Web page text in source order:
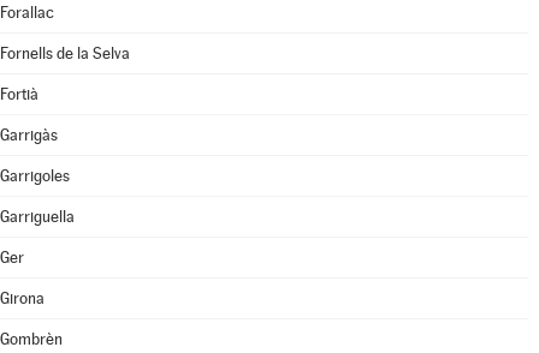
Forallac
Fornells de la Selva
Fortià
Garrigàs
Garrigoles
Garriguella
Ger
Girona
Gombrèn